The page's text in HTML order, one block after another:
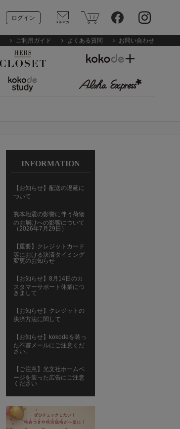
ログイン
ご利用ガイド よくある質問 お問い合わせ
INFORMATION
【お知らせ】配送の遅延に
ついて
熊本地震の影響に伴う荷物
のお届けへの影響について
（2026年7月29日）
【重要】クレジットカード
等における決済タイミング
変更のお知らせ
【お知らせ】8月14日のカ
スタマーサポート休業につ
きまして
【お知らせ】クレジットの
決済方法に関して
【お知らせ】kokodeを装っ
た不審メールにご注意くだ
さい。
【ご注意】光文社ホームペ
ージを装った広告にご注意
ください